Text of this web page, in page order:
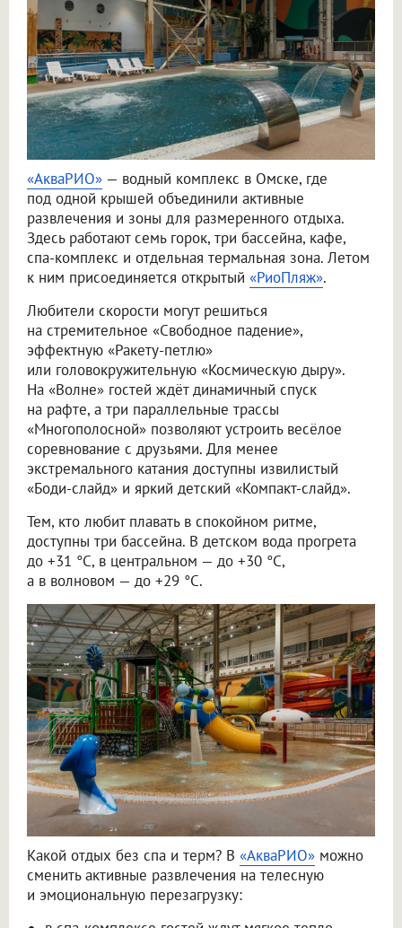
«АкваРИО» — водный комплекс в Омске, где
под одной крышей объединили активные
развлечения и зоны для размеренного отдыха.
Здесь работают семь горок, три бассейна, кафе,
спа-комплекс и отдельная термальная зона. Летом
к ним присоединяется открытый «РиоПляж».
Любители скорости могут решиться
на стремительное «Свободное падение»,
эффектную «Ракету-петлю»
или головокружительную «Космическую дыру».
На «Волне» гостей ждёт динамичный спуск
на рафте, а три параллельные трассы
«Многополосной» позволяют устроить весёлое
соревнование с друзьями. Для менее
экстремального катания доступны извилистый
«Боди-слайд» и яркий детский «Компакт-слайд».
Тем, кто любит плавать в спокойном ритме,
доступны три бассейна. В детском вода прогрета
до +31 °C, в центральном — до +30 °C,
а в волновом — до +29 °C.
Какой отдых без спа и терм? В «АкваРИО» можно
сменить активные развлечения на телесную
и эмоциональную перезагрузку: